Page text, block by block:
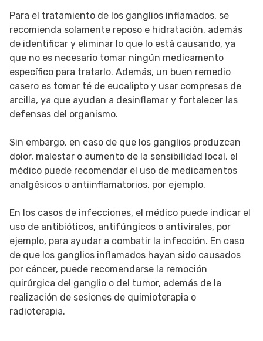
Para el tratamiento de los ganglios inflamados, se
recomienda solamente reposo e hidratación, además
de identificar y eliminar lo que lo está causando, ya
que no es necesario tomar ningún medicamento
específico para tratarlo. Además, un buen remedio
casero es tomar té de eucalipto y usar compresas de
arcilla, ya que ayudan a desinflamar y fortalecer las
defensas del organismo.
Sin embargo, en caso de que los ganglios produzcan
dolor, malestar o aumento de la sensibilidad local, el
médico puede recomendar el uso de medicamentos
analgésicos o antiinflamatorios, por ejemplo.
En los casos de infecciones, el médico puede indicar el
uso de antibióticos, antifúngicos o antivirales, por
ejemplo, para ayudar a combatir la infección. En caso
de que los ganglios inflamados hayan sido causados
por cáncer, puede recomendarse la remoción
quirúrgica del ganglio o del tumor, además de la
realización de sesiones de quimioterapia o
radioterapia.